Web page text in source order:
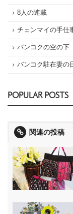
8人の連載
チェンマイの手仕
バンコクの空の下
バンコク駐在妻の
POPULAR POSTS
関連の投稿